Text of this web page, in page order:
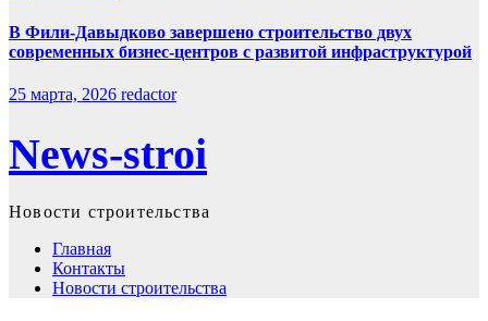
В Фили-Давыдково завершено строительство двух
современных бизнес-центров с развитой инфраструктурой
25 марта, 2026 redactor
News-stroi
Новости строительства
Главная
Контакты
Новости строительства